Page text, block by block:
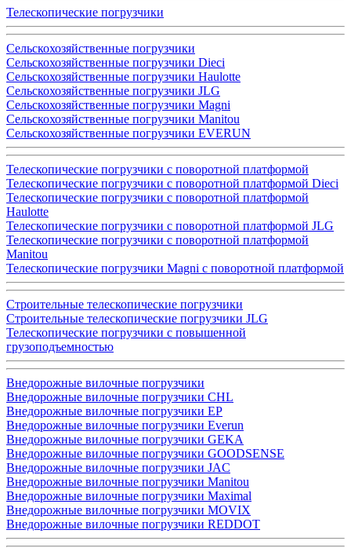
Телескопические погрузчики
Сельскохозяйственные погрузчики
Сельскохозяйственные погрузчики Dieci
Сельскохозяйственные погрузчики Haulotte
Сельскохозяйственные погрузчики JLG
Сельскохозяйственные погрузчики Magni
Сельскохозяйственные погрузчики Manitou
Сельскохозяйственные погрузчики EVERUN
Телескопические погрузчики с поворотной платформой
Телескопические погрузчики с поворотной платформой Dieci
Телескопические погрузчики с поворотной платформой
Haulotte
Телескопические погрузчики с поворотной платформой JLG
Телескопические погрузчики с поворотной платформой
Manitou
Телескопические погрузчики Magni с поворотной платформой
Строительные телескопические погрузчики
Строительные телескопические погрузчики JLG
Телескопические погрузчики с повышенной
грузоподъемностью
Внедорожные вилочные погрузчики
Внедорожные вилочные погрузчики CHL
Внедорожные вилочные погрузчики EP
Внедорожные вилочные погрузчики Everun
Внедорожные вилочные погрузчики GEKA
Внедорожные вилочные погрузчики GOODSENSE
Внедорожные вилочные погрузчики JAC
Внедорожные вилочные погрузчики Manitou
Внедорожные вилочные погрузчики Maximal
Внедорожные вилочные погрузчики MOVIX
Внедорожные вилочные погрузчики REDDOT